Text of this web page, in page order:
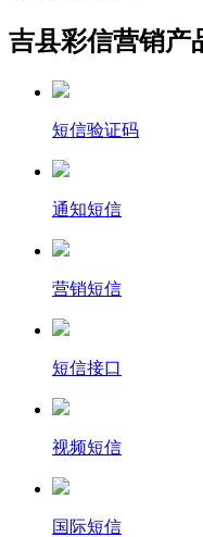
吉县彩信营销产
短信验证码
通知短信
营销短信
短信接口
视频短信
国际短信